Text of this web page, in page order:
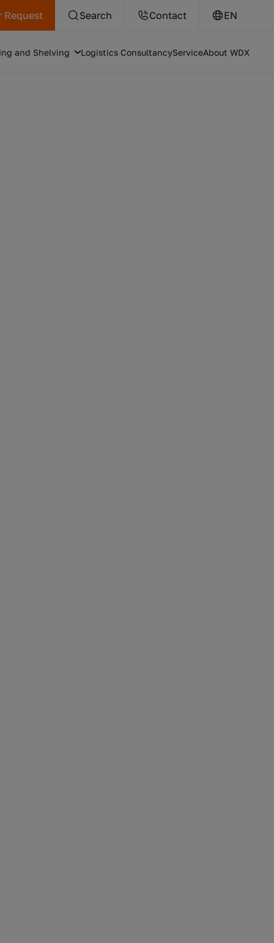
Request Search Contact EN
and Shelving Logistics ConsultancyServiceAbout WDX